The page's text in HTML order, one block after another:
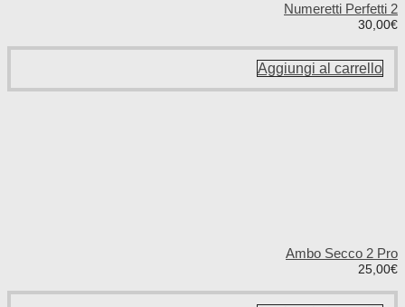
Numeretti Perfetti 2
30,00€
Aggiungi al carrello
Ambo Secco 2 Pro
25,00€